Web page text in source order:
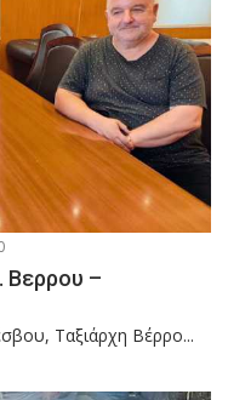
Βερρου –
Ταξιάρχη Βέρρο...